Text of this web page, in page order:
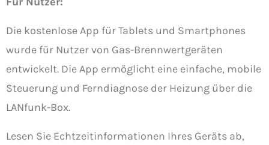
Die kostenlose App für Tablets und Smartphones
wurde für Nutzer von Gas-Brennwertgeräten
entwickelt. Die App ermöglicht eine einfache, mobile
Steuerung und Ferndiagnose der Heizung über die
LANfunk-Box.
Lesen Sie Echtzeitinformationen Ihres Geräts ab,